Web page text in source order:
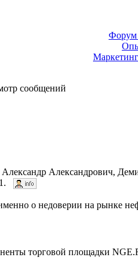
Форум
сообщений
Александрович,
о недоверии на рынке
торговой площадки